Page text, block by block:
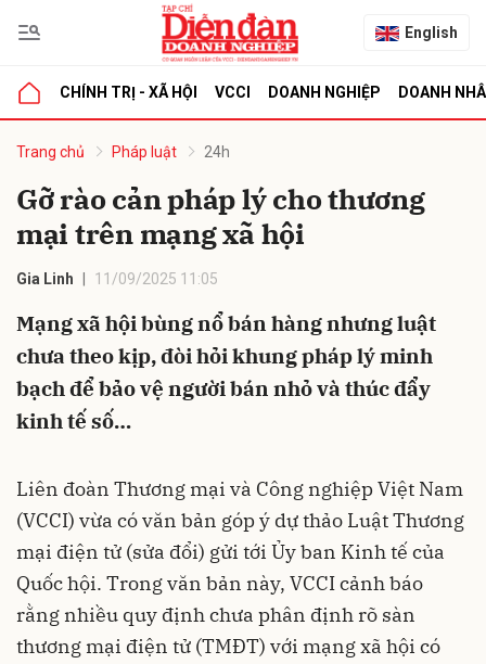
English
CHÍNH TRỊ - XÃ HỘI VCCI DOANH NGHIỆP DOANH
Trang chủ Pháp luật 24h
Gỡ rào cản pháp lý cho thương
mại trên mạng xã hội
Gia Linh 11/09/2025 11:05
Mạng xã hội bùng nổ bán hàng nhưng luật
chưa theo kịp, đòi hỏi khung pháp lý minh
bạch để bảo vệ người bán nhỏ và thúc đẩy
kinh tế số…
Liên đoàn Thương mại và Công nghiệp Việt Nam
(VCCI) vừa có văn bản góp ý dự thảo Luật Thương
mại điện tử (sửa đổi) gửi tới Ủy ban Kinh tế của
Quốc hội. Trong văn bản này, VCCI cảnh báo
rằng nhiều quy định chưa phân định rõ sàn
thương mại điện tử (TMĐT) với mạng xã hội có
luận
Hủy